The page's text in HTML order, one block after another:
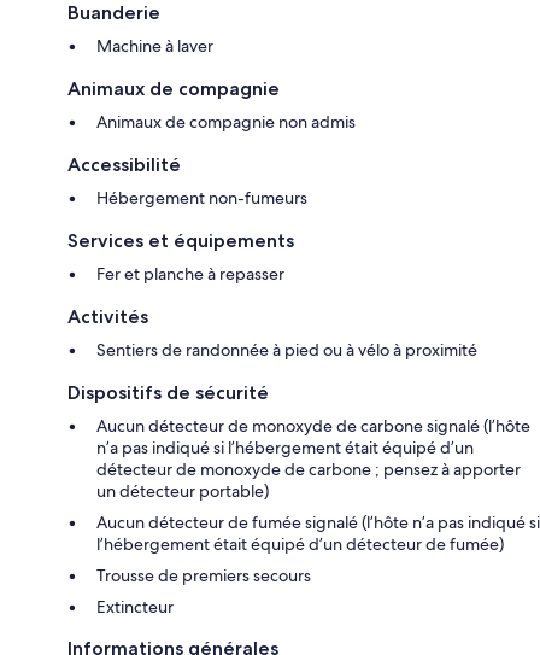
Buanderie
Machine à laver
Animaux de compagnie
Animaux de compagnie non admis
Accessibilité
Hébergement non-fumeurs
Services et équipements
Fer et planche à repasser
Activités
Sentiers de randonnée à pied ou à vélo à proximité
Dispositifs de sécurité
Aucun détecteur de monoxyde de carbone signalé (l’hôte
n’a pas indiqué si l’hébergement était équipé d’un
détecteur de monoxyde de carbone ; pensez à apporter
un détecteur portable)
Aucun détecteur de fumée signalé (l’hôte n’a pas indiqué si
l’hébergement était équipé d’un détecteur de fumée)
Trousse de premiers secours
Extincteur
Informations générales